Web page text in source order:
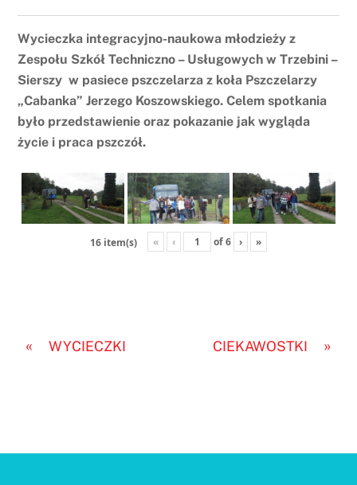
Wycieczka integracyjno-naukowa młodzieży z
Zespołu Szkół Techniczno – Usługowych w Trzebini –
Sierszy w pasiece pszczelarza z koła Pszczelarzy
„Cabanka” Jerzego Koszowskiego. Celem spotkania
było przedstawienie oraz pokazanie jak wygląda
życie i praca pszczół.
16 item(s) « ‹ of6 › »
« WYCIECZKI »
CIEKAWOSTKI